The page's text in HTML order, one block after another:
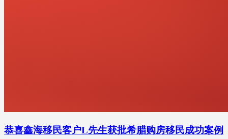
恭喜鑫海移民客户L先生获批希腊购房移民成功案例